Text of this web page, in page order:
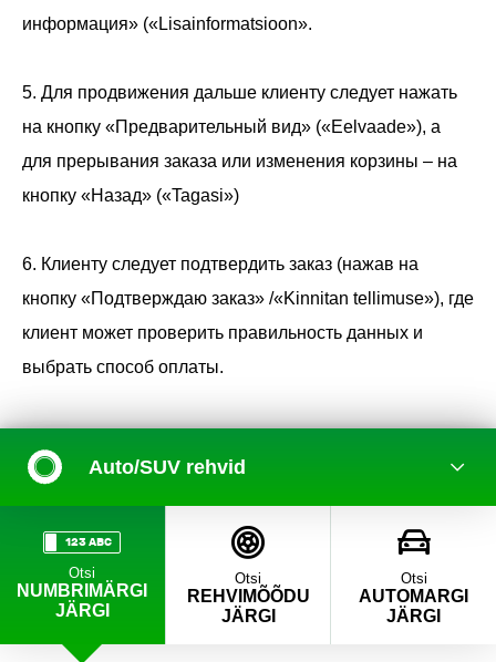
информация» («Lisainformatsioon».
5. Для продвижения дальше клиенту следует нажать
на кнопку «Предварительный вид» («Eelvaade»), а
для прерывания заказа или изменения корзины – на
кнопку «Назад» («Tagasi»)
6. Клиенту следует подтвердить заказ (нажав на
кнопку «Подтверждаю заказ» /«Kinnitan tellimuse»), где
клиент может проверить правильность данных и
выбрать способ оплаты.
Auto/SUV rehvid
123 ABC
Otsi
NUMBRIMÄRGI
JÄRGI
Otsi
REHVIMÕÕDU
JÄRGI
Otsi
AUTOMARGI
JÄRGI